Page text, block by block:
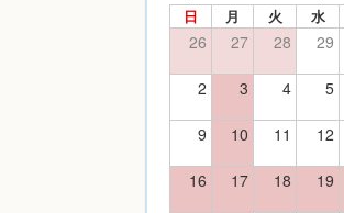
日 月 火 水
26 27 28 29
2 3 4 5
9 10 11 12
16 17 18 19